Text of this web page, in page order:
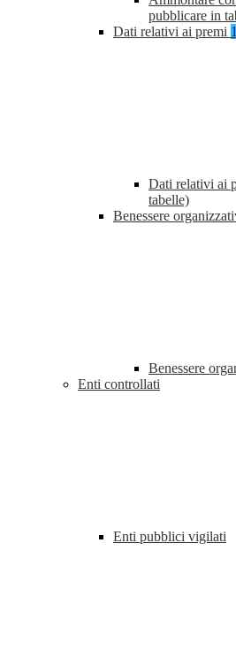
pubblicare in
Dati relativi ai premi 1
Dati relativi ai
tabelle)
Benessere
Benessere
Enti controllati
Enti pubblici vigilati